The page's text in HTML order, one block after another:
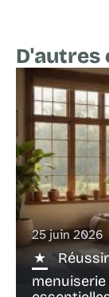
D'autres
25 juin 2026